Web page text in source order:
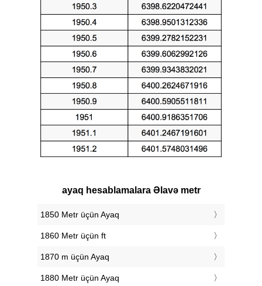
ayaq hesablamalara Əlavə metr
1850 Metr üçün Ayaq
1860 Metr üçün ft
1870 m üçün Ayaq
1880 Metr üçün Ayaq